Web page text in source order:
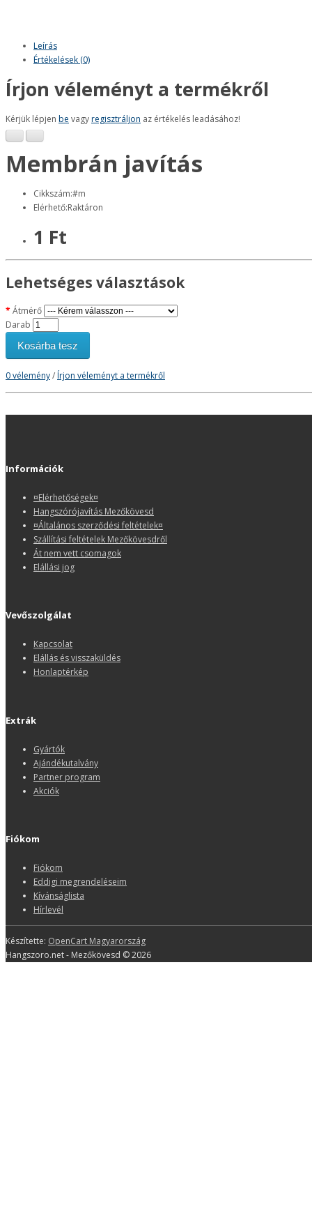
Leírás
Értékelések (0)
Írjon véleményt a termékről
Kérjük lépjen be vagyregisztráljon az értékelés leadásához!
Membrán javítás
Cikkszám:#m
Elérhető:Raktáron
1 Ft
Lehetséges választások
Átmérő
Darab
Kosárba tesz
0 vélemény/Írjon véleményt a termékről
Információk
¤Elérhetőségek¤
Hangszórójavítás Mezőkövesd
¤Általános szerződési feltételek¤
Szállítási feltételek Mezőkövesdről
Át nem vett csomagok
Elállási jog
Vevőszolgálat
Kapcsolat
Elállás és visszaküldés
Honlaptérkép
Extrák
Gyártók
Ajándékutalvány
Partner program
Akciók
Fiókom
Fiókom
Eddigi megrendeléseim
Kívánságlista
Hírlevél
Készítette: OpenCart Magyarország
Hangszoro.net - Mezőkövesd © 2026